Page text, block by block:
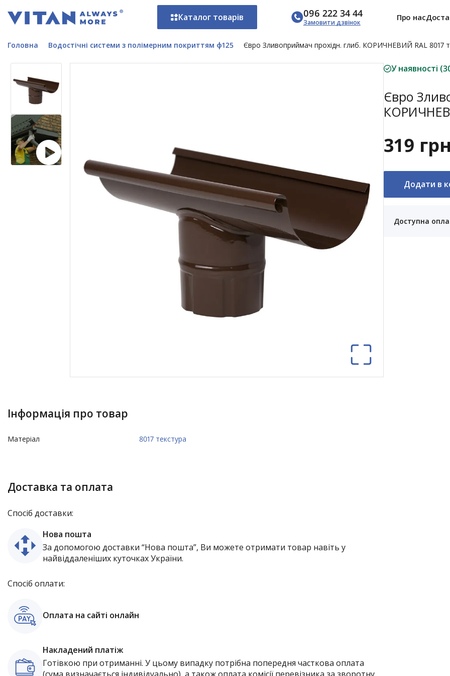
Каталог товарів 096 222 34 44
Замовити дзвінок
Про нас
Головна Водостічні системи з полімерним покриттям ф125 Євро Зливоприймач прохідн. глиб. КОРИЧНЕВИЙ RAL 8017
Інформація про товар
Матеріал 8017 текстура
Доставка та оплата
Спосіб доставки:
Нова пошта
За допомогою доставки “Нова пошта”, Ви можете отримати товар навіть у
найвіддаленіших куточках України.
Спосіб оплати:
Оплата на сайті онлайн
Накладений платіж
Готівкою при отриманні. У цьому випадку потрібна попередня часткова оплата
У наявності
Євро
319 грн
Додати в
Доступна